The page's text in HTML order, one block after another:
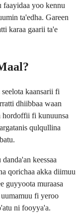
faayidaa yoo kennu
ta'edha. Gareen
karaa gaarii ta'e
kaansarii fi
dhiibbaa waan
hordoffii fi kunuunsa
qulqullina
keessaa
qorichaa akka diimuu
guyyoota muraasa
fi yeroo
ni fooyya'a.